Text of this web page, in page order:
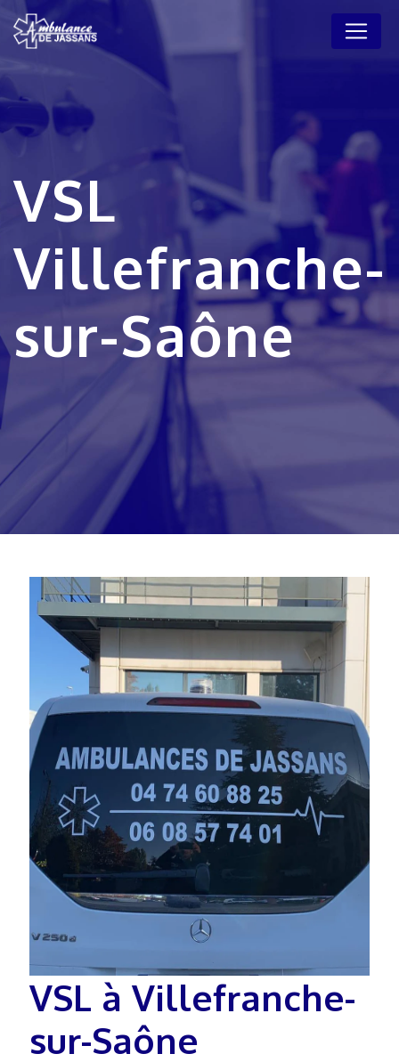
VSL
Villefranche-
sur-Saône
VSL à Villefranche-
sur-Saône
Panneau de gestion des cookies